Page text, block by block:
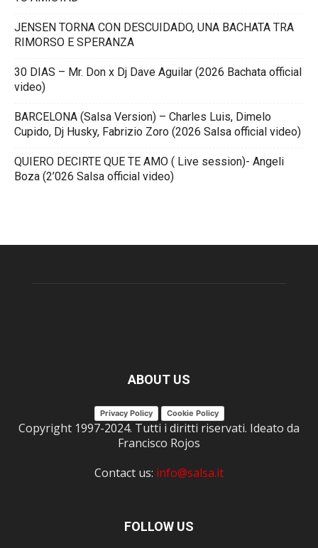
JENSEN TORNA CON DESCUIDADO, UNA BACHATA TRA
RIMORSO E SPERANZA
30 DIAS – Mr. Don x Dj Dave Aguilar (2026 Bachata official
video)
BARCELONA (Salsa Version) – Charles Luis, Dimelo
Cupido, Dj Husky, Fabrizio Zoro (2026 Salsa official video)
QUIERO DECIRTE QUE TE AMO ( Live session)- Angeli
Boza (2’026 Salsa official video)
ABOUT US
Privacy Policy Cookie Policy
Copyright 1997-2024. Tutti i diritti riservati. Ideato da
Francisco Rojos
Contact us: info@salsa.it
FOLLOW US